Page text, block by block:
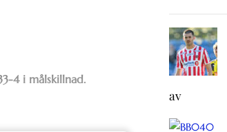
4 i målskillnad.
av